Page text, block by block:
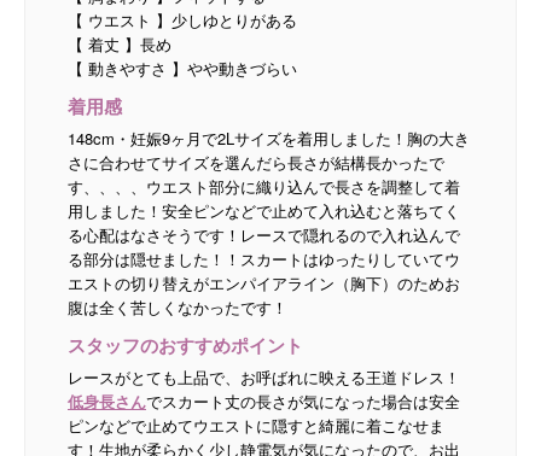
【 ウエスト 】少しゆとりがある
【 着丈 】長め
【 動きやすさ 】やや動きづらい
着用感
148cm・妊娠9ヶ月で2Lサイズを着用しました！胸の大き
さに合わせてサイズを選んだら長さが結構長かったで
す、、、、ウエスト部分に織り込んで長さを調整して着
用しました！安全ピンなどで止めて入れ込むと落ちてく
る心配はなさそうです！レースで隠れるので入れ込んで
る部分は隠せました！！スカートはゆったりしていてウ
エストの切り替えがエンパイアライン（胸下）のためお
腹は全く苦しくなかったです！
スタッフのおすすめポイント
レースがとても上品で、お呼ばれに映える王道ドレス！
低身長さんでスカート丈の長さが気になった場合は安全
ピンなどで止めてウエストに隠すと綺麗に着こなせま
す！生地が柔らかく少し静電気が気になったので、お出